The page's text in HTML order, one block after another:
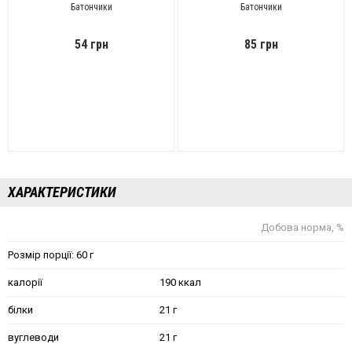
Батончики
54 грн
Батончики
85 грн
ХАРАКТЕРИСТИКИ
Добова норма, %
Розмір порції: 60 г
калорії 190 ккал
білки 21 г
вуглеводи 21 г